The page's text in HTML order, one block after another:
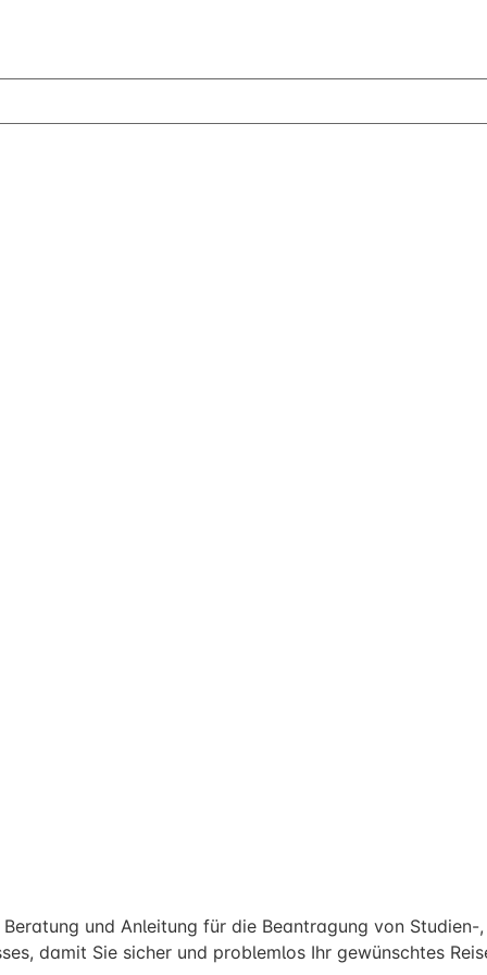
und Anleitung für die Beantragung von
damit Sie sicher und problemlos Ihr gewünschtes